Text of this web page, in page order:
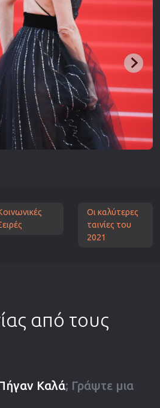
Οι καλύτερες
ταινίες του
2021
από τους
Καλά; Γράψτε μια